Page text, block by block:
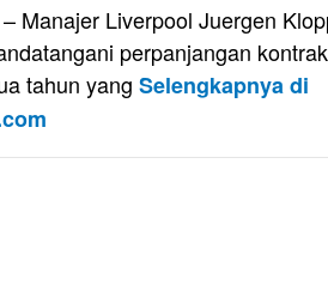
Manajer Liverpool Juergen
perpanjangan kontrak
tahun yang Selengkapnya di